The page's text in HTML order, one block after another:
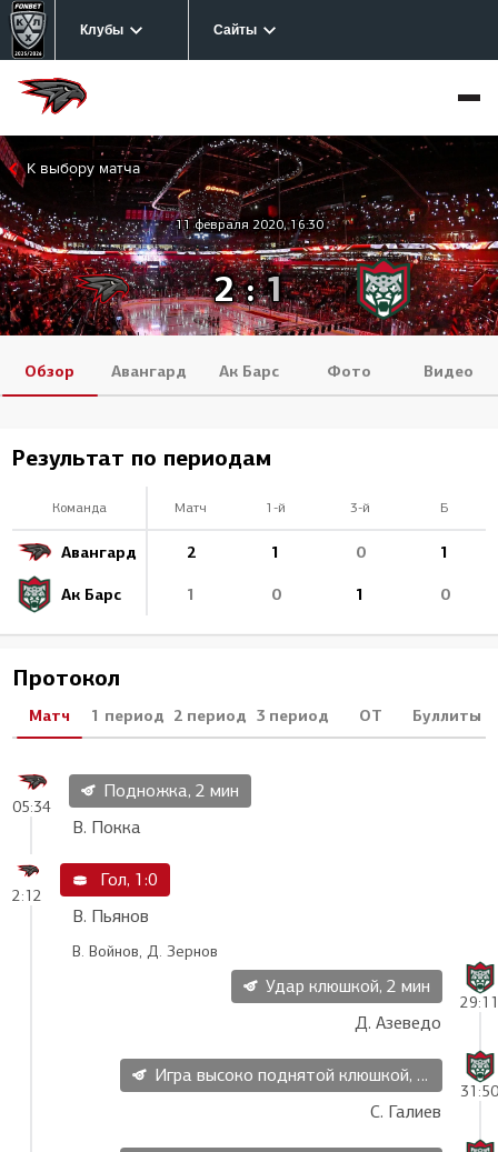
Клубы Сайты
К выбору матча
11 февраля 2020, 16:30
2:1
Обзор Авангард Ак Барс Фото Видео
Результат по периодам
Команда Матч 1-й 3-й Б
Авангард 2 1 0 1
Ак Барс 1 0 1 0
Протокол
Матч 1 период 2 период 3 период ОТ Буллиты
05:34
Подножка, 2 мин
В. Покка
2:12
Гол, 1:0
В. Пьянов
В. Войнов, Д. Зернов
29:11
Удар клюшкой, 2 мин
Д. Азеведо
31:50
Игра высоко поднятой клюшкой, 2 мин
С. Галиев